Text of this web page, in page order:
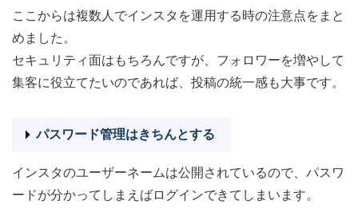
ここからは複数人でインスタを運用する時の注意点をまと
めました。
セキュリティ面はもちろんですが、フォロワーを増やして
集客に役立てたいのであれば、投稿の統一感も大事です。
パスワード管理はきちんとする
インスタのユーザーネームは公開されているので、パスワ
ードが分かってしまえばログインできてしまいます。